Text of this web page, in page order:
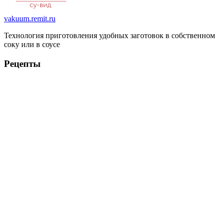
vakuum.remit.ru
Технология приготовления удобных заготовок в собственном
соку или в соусе
Рецепты